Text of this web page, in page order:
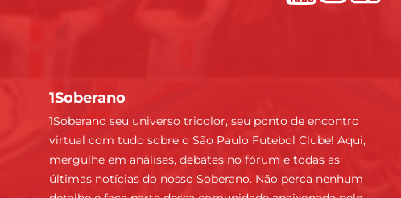
1Soberano
1Soberano seu universo tricolor, seu ponto de encontro
virtual com tudo sobre o São Paulo Futebol Clube! Aqui,
mergulhe em análises, debates no fórum e todas as
últimas notícias do nosso Soberano. Não perca nenhum